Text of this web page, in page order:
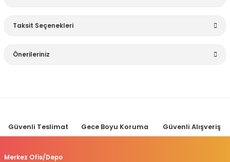
Taksit Seçenekleri
Önerileriniz
Ürün resmi kalitesiz, bozuk veya görüntülenemiyor.
Ürün açıklamasında eksik bilgiler bulunuyor.
Güvenli Teslimat Gece Boyu Koruma Güvenli Alışveriş
Merkez Ofis/Depo